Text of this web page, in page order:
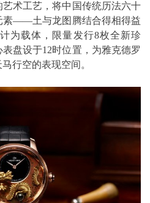
术工艺，将中国传统历法六十
素——土与龙图腾结合得相得益
为载体，限量发行8枚全新珍
盘设于12时位置，为雅克德罗
行空的表现空间。